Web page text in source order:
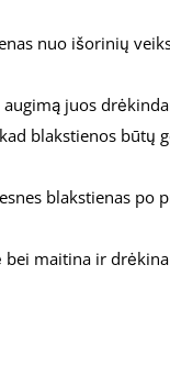
nuo išorinių
juos
blakstienos būtų
blakstienas po
maitina ir